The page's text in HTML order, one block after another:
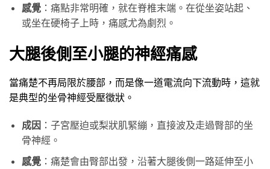
感覺：痛點非常明確，就在脊椎末端。在從坐姿站起、
或坐在硬椅子上時，痛感尤為劇烈。
大腿後側至小腿的神經痛感
當痛楚不再局限於腰部，而是像一道電流向下流動時，這就
是典型的坐骨神經受壓徵狀。
成因 ：子宮壓迫或梨狀肌緊繃，直接波及走過臀部的坐
骨神經。
感覺：痛楚會由臀部出發，沿著大腿後側一路延伸至小